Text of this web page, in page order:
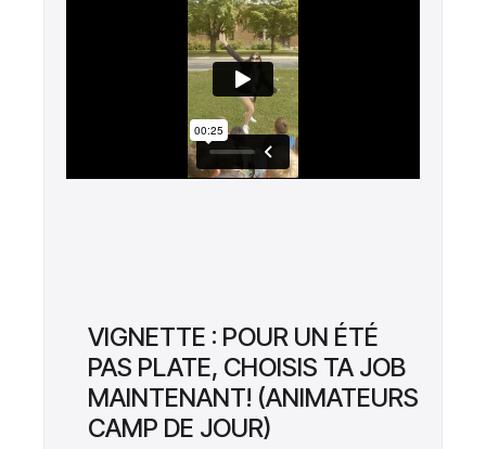
VIGNETTE : POUR UN ÉTÉ
PAS PLATE, CHOISIS TA JOB
MAINTENANT! (ANIMATEURS
CAMP DE JOUR)